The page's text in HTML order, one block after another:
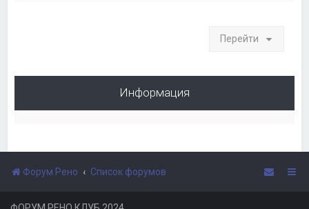
Перейти
Информация
Форум Рено Список форумов